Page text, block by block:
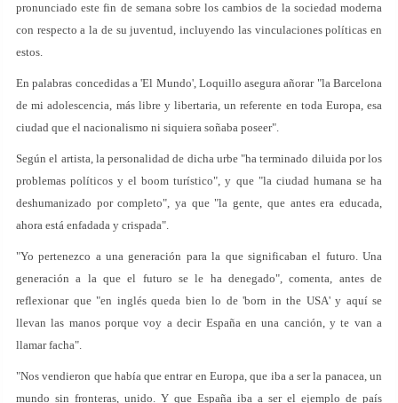
pronunciado este fin de semana sobre los cambios de la sociedad moderna
con respecto a la de su juventud, incluyendo las vinculaciones políticas en
estos.
En palabras concedidas a 'El Mundo', Loquillo asegura añorar "la Barcelona
de mi adolescencia, más libre y libertaria, un referente en toda Europa, esa
ciudad que el nacionalismo ni siquiera soñaba poseer".
Según el artista, la personalidad de dicha urbe "ha terminado diluida por los
problemas políticos y el boom turístico", y que "la ciudad humana se ha
deshumanizado por completo", ya que "la gente, que antes era educada,
ahora está enfadada y crispada".
"Yo pertenezco a una generación para la que significaban el futuro. Una
generación a la que el futuro se le ha denegado", comenta, antes de
reflexionar que "en inglés queda bien lo de 'born in the USA' y aquí se
llevan las manos porque voy a decir España en una canción, y te van a
llamar facha".
"Nos vendieron que había que entrar en Europa, que iba a ser la panacea, un
mundo sin fronteras, unido. Y que España iba a ser el ejemplo de país